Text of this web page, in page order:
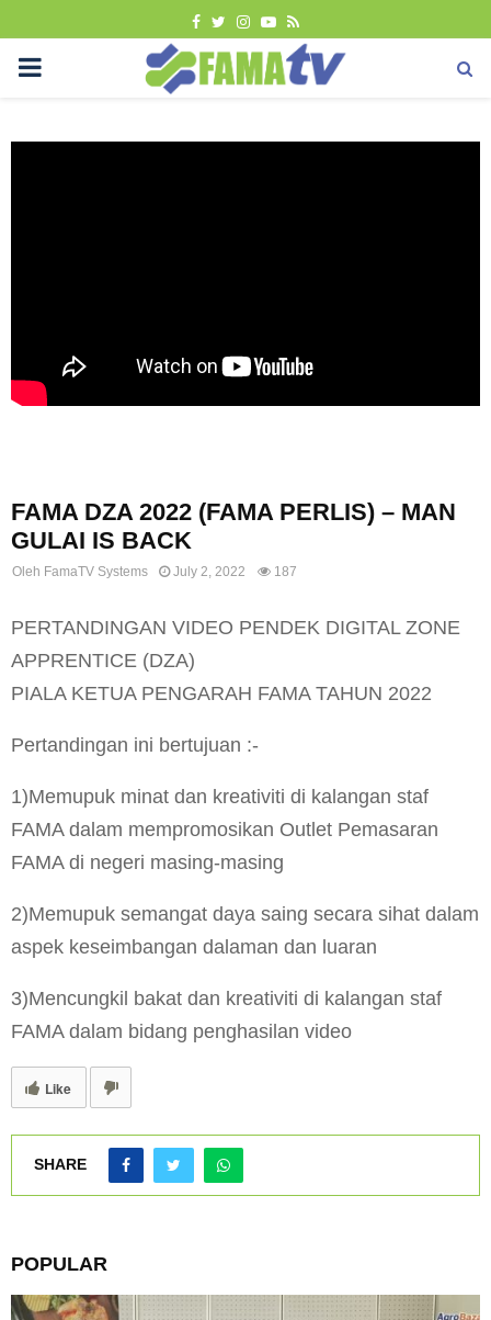
FACEBOOK
TWITTER
INSTAGRAM
YOUTUBE
RSS
PRIMARY
FAMA DZA 2022 (FAMA PERLIS) – MAN
GULAI IS BACK
Oleh FamaTV Systems July 2, 2022 187
PERTANDINGAN VIDEO PENDEK DIGITAL ZONE
APPRENTICE (DZA)
PIALA KETUA PENGARAH FAMA TAHUN 2022
Pertandingan ini bertujuan :-
1)Memupuk minat dan kreativiti di kalangan staf
FAMA dalam mempromosikan Outlet Pemasaran
FAMA di negeri masing-masing
2)Memupuk semangat daya saing secara sihat dalam
aspek keseimbangan dalaman dan luaran
3)Mencungkil bakat dan kreativiti di kalangan staf
FAMA dalam bidang penghasilan video
Like
SHARE
POPULAR